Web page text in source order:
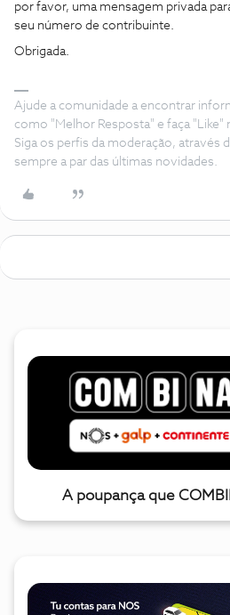
por favor, uma mensagem privada
seu número de contribuinte.
Obrigada.
Ajude a comunidade a encontrar
como "Melhor Resposta" e faça
Siga os perfis da moderação, através
sempre a par das últimas novidades.
A poupança que